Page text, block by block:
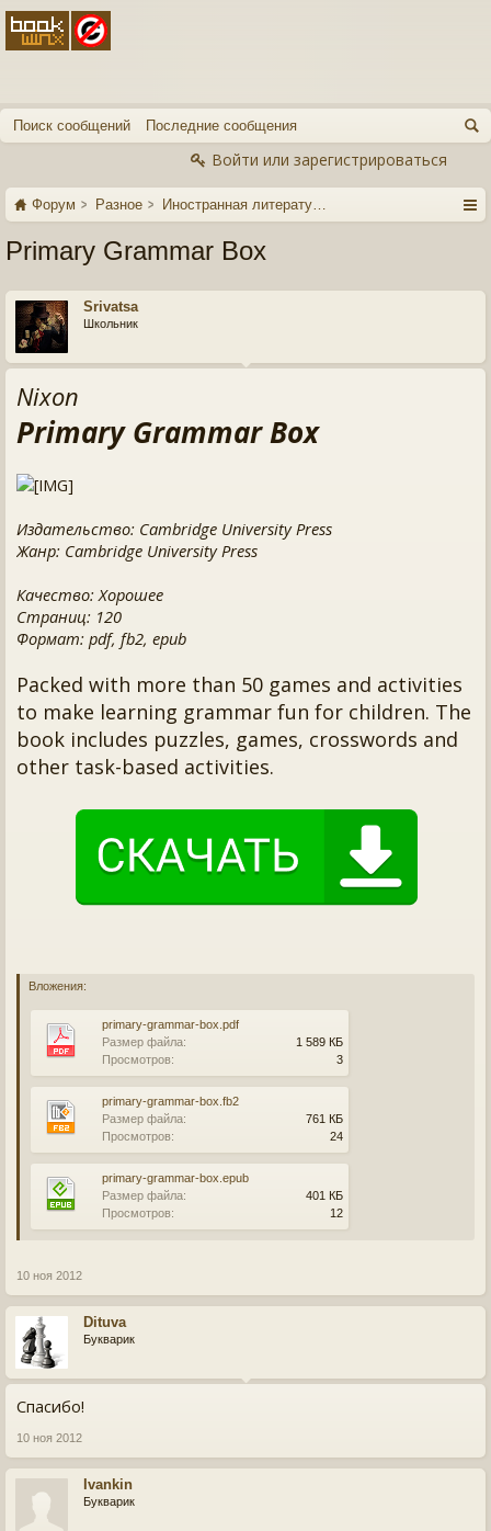
Поиск сообщений Последние сообщения
Войти или зарегистрироваться
Форум Разное Иностранная литература
Primary Grammar Box
Srivatsa
Школьник
Nixon
Primary Grammar Box
Издательство: Cambridge University Press
Жанр: Cambridge University Press
Качество: Хорошее
Страниц: 120
Формат: pdf, fb2, epub
Packed with more than 50 games and activities
to make learning grammar fun for children. The
book includes puzzles, games, crosswords and
other task-based activities.
Вложения:
primary-grammar-box.pdf
Размер файла:
1 589 КБ
Просмотров:
3
primary-grammar-box.fb2
Размер файла:
761 КБ
Просмотров:
24
primary-grammar-box.epub
Размер файла:
401 КБ
Просмотров:
12
10 ноя 2012
Dituva
Букварик
Спасибо!
10 ноя 2012
Ivankin
Букварик